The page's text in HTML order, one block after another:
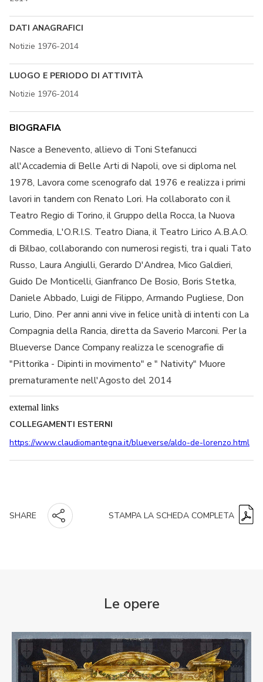
DATI ANAGRAFICI
Notizie 1976-2014
LUOGO E PERIODO DI ATTIVITÀ
Notizie 1976-2014
BIOGRAFIA
Nasce a Benevento, allievo di Toni Stefanucci
all'Accademia di Belle Arti di Napoli, ove si diploma nel
1978, Lavora come scenografo dal 1976 e realizza i primi
lavori in tandem con Renato Lori. Ha collaborato con il
Teatro Regio di Torino, il Gruppo della Rocca, la Nuova
Commedia, L'O.R.I.S. Teatro Diana, il Teatro Lirico A.B.A.O.
di Bilbao, collaborando con numerosi registi, tra i quali Tato
Russo, Laura Angiulli, Gerardo D'Andrea, Mico Galdieri,
Guido De Monticelli, Gianfranco De Bosio, Boris Stetka,
Daniele Abbado, Luigi de Filippo, Armando Pugliese, Don
Lurio, Dino. Per anni anni vive in felice unità di intenti con La
Compagnia della Rancia, diretta da Saverio Marconi. Per la
Blueverse Dance Company realizza le scenografie di
"Pittorika - Dipinti in movimento" e " Nativity" Muore
prematuramente nell'Agosto del 2014
external links
COLLEGAMENTI ESTERNI
https://www.claudiomantegna.it/blueverse/aldo-de-lorenzo.html
SHARE STAMPA LA SCHEDA COMPLETA
Le opere